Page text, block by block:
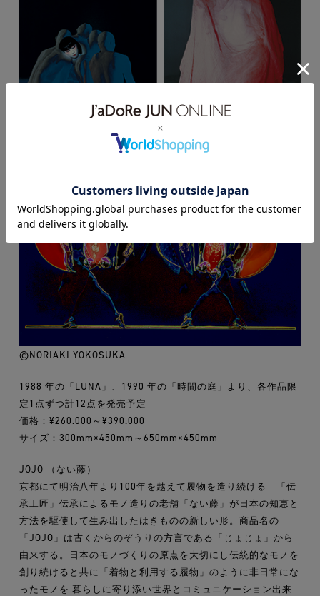
©NORIAKI YOKOSUKA
1988 年の「LUNA」、1990 年の「時間の庭」より、各作品限
定1点ずつ計12点を発売予定
価格：¥260.000～¥390.000
サイズ：300mm×450mm～650mm×450mm
JOJO （ない藤）
京都にて明治八年より100年を越えて履物を造り続ける 「伝
承工匠」伝承によるモノ造りの老舗「ない藤」が日本の知恵と
方法を駆使して生み出したはきものの新しい形。商品名の
「JOJO」は古くからのぞうりの方言である「じょじょ」から
由来する。日本のモノづくりの原点を大切にし伝統的なモノを
創り続けると共に「着物と利用する履物」のように非日常にな
ったモノを 暮らしに寄り添い世界とコミュニケーション出来